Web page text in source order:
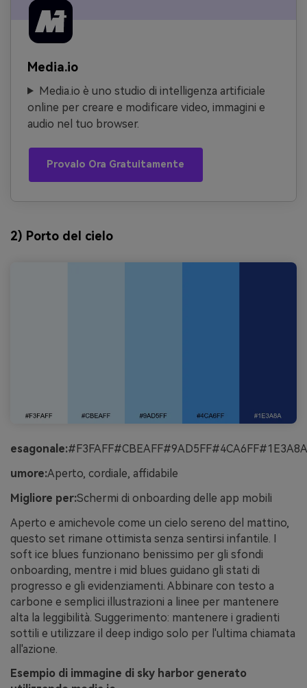
Media.io
Media.io è uno studio di intelligenza artificiale
online per creare e modificare video, immagini e
audio nel tuo browser.
Provalo Ora Gratuitamente
2) Porto del cielo
esagonale:#F3FAFF#CBEAFF#9AD5FF#4CA6FF#1E3A8A
umore:Aperto, cordiale, affidabile
Migliore per:Schermi di onboarding delle app mobili
Aperto e amichevole come un cielo sereno del mattino,
questo set rimane ottimista senza sentirsi infantile. I
soft ice blues funzionano benissimo per gli sfondi
onboarding, mentre i mid blues guidano gli stati di
progresso e gli evidenziamenti. Abbinare con testo a
carbone e semplici illustrazioni a linee per mantenere
alta la leggibilità. Suggerimento: mantenere i gradienti
sottili e utilizzare il deep indigo solo per l'ultima chiamata
all'azione.
Esempio di immagine di sky harbor generato